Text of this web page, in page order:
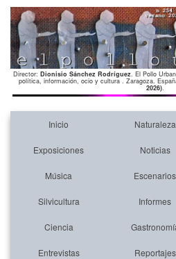
Director: Dionisio Sánchez Rodríguez. El Pollo
política, información, ocio y cultura . Zaragoza.
2026).
Inicio Naturaleza
Exposiciones Noticias
Música Escenarios
Silvicultura Informes
Ciencia
Entrevistas Reportajes